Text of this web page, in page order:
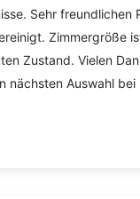
Sehr freundlichen
Zimmergröße
Zustand. Vielen
nächsten Auswahl bei